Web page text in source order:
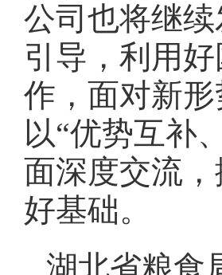
公司也将继
引导，利用
作，面对新
以“优势互补
面深度交流
好基础。
湖北省粮食